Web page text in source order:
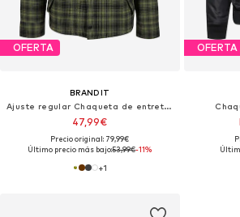
OFERTA
BRANDIT
Ajuste regular Chaqueta de entretiempo 'Classic'
47,99€
Precio original: 79,99€
Último precio más bajo:53,99€-11%
+1
OFERTA